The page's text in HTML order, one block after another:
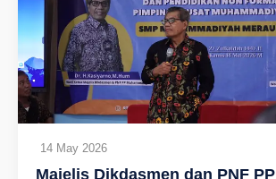
14 May 2026
Majelis Dikdasmen dan PNF PP